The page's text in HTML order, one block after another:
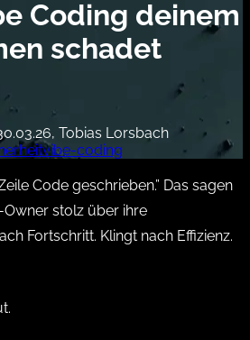
Coding deinem
schadet
Tobias Lorsbach
vibe-coding
Code geschrieben.” Das sagen
stolz über ihre
Fortschritt. Klingt nach Effizienz.